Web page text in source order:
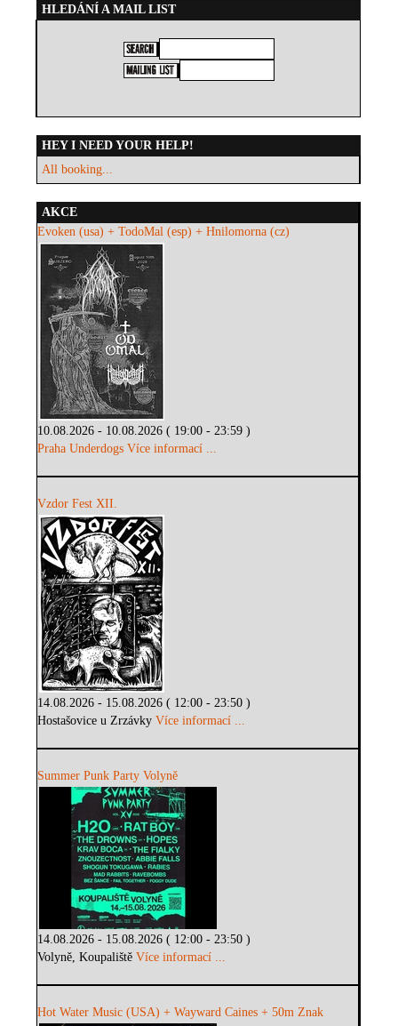
HLEDÁNÍ A MAIL LIST
HEY I NEED YOUR HELP!
All booking...
AKCE
Evoken (usa) + TodoMal (esp) + Hnilomorna (cz)
10.08.2026 - 10.08.2026 ( 19:00 - 23:59 )
Praha Underdogs Více informací ...
Vzdor Fest XII.
14.08.2026 - 15.08.2026 ( 12:00 - 23:50 )
Hostašovice u ZrzávkyVíce informací ...
Summer Punk Party Volyně
14.08.2026 - 15.08.2026 ( 12:00 - 23:50 )
Volyně, KoupalištěVíce informací ...
Hot Water Music (USA) + Wayward Caines + 50m Znak